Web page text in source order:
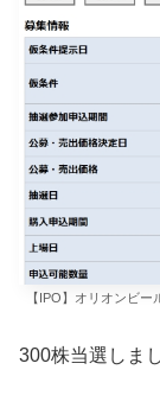
【IPO】オリオンビー
300株当選しま